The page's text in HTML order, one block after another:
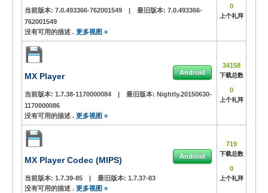
当前版本: 7.0.493366-762001549 | 最旧版本: 7.0.493366-
762001549
没有可用的描述 . 更多视图 »
0
上个礼拜
MX Player Android
当前版本: 1.7.38-1170000084 | 最旧版本: Nightly.20150630-
1170000086
没有可用的描述 . 更多视图 »
34158
下载总数
0
上个礼拜
MX Player Codec (MIPS) Android
当前版本: 1.7.39-85 | 最旧版本: 1.7.37-83
没有可用的描述 . 更多视图 »
719
下载总数
0
上个礼拜